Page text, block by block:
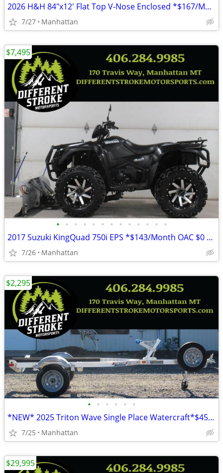
2026 H&H 84"x12' Flat Top V-Nose Enclosed *$167/Month OAC $0 Down*
7/27 Manhattan
• • • • • • • • • • • • •
2017 Suzuki KingQuad 750i EPS *$143/Month OAC $0 Down* *Street Legal*
7/26 Manhattan
$7,495
• • • • • •
*NEW* 2025 Triton Wave Single Place Watercraft*$45/Month OAC $0 Down*
7/25 Manhattan
$2,295
$29,995